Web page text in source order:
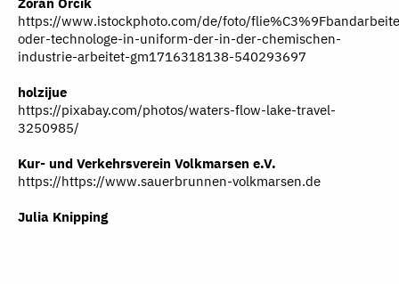
https://www.istockphoto.com/de/foto/
oder-technologe-in-uniform-der-in-der-chemischen-
industrie-arbeitet-gm1716318138-540293697
holzijue
https://pixabay.com/photos/waters-flow-lake-travel-
3250985/
Kur- und Verkehrsverein Volkmarsen e.V.
https://https://www.sauerbrunnen-volkmarsen.de
Julia Knipping